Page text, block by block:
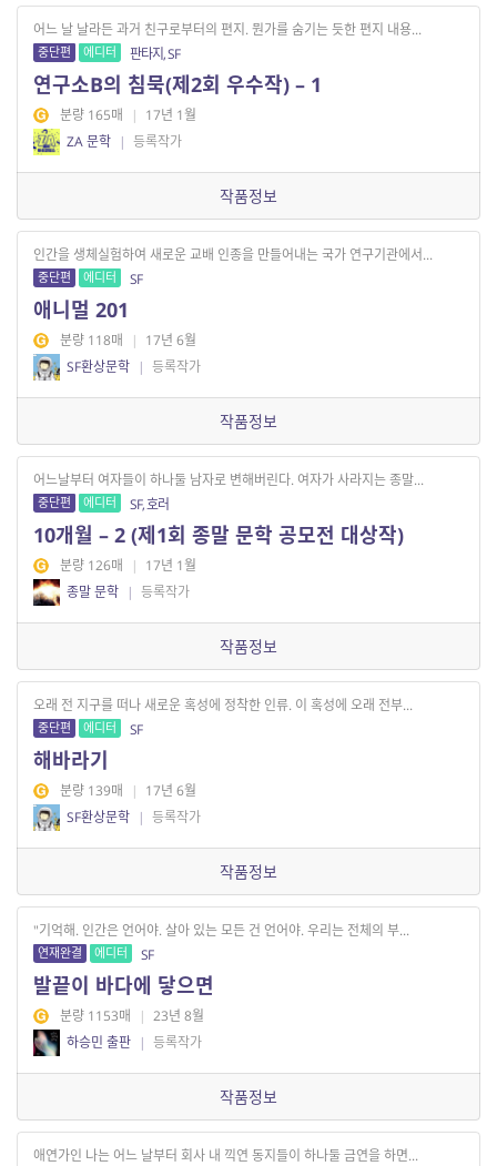
어느 날 날라든 과거 친구로부터의 편지. 뭔가를 숨기는 듯한 편지 내용...
중단편 에디터 판타지, SF
연구소B의 침묵(제2회 우수작) – 1
분량 165매 | 17년 1월
ZA 문학 | 등록작가
작품정보
인간을 생체실험하여 새로운 교배 인종을 만들어내는 국가 연구기관에서...
중단편 에디터 SF
애니멀 201
분량 118매 | 17년 6월
SF환상문학 | 등록작가
작품정보
어느날부터 여자들이 하나둘 남자로 변해버린다. 여자가 사라지는 종말...
중단편 에디터 SF, 호러
10개월 – 2 (제1회 종말 문학 공모전 대상작)
분량 126매 | 17년 1월
종말 문학 | 등록작가
작품정보
오래 전 지구를 떠나 새로운 혹성에 정착한 인류. 이 혹성에 오래 전부...
중단편 에디터 SF
해바라기
분량 139매 | 17년 6월
SF환상문학 | 등록작가
작품정보
"기억해. 인간은 언어야. 살아 있는 모든 건 언어야. 우리는 전체의 부...
연재완결 에디터 SF
발끝이 바다에 닿으면
분량 1153매 | 23년 8월
하승민 출판 | 등록작가
작품정보
애연가인 나는 어느 날부터 회사 내 끽연 동지들이 하나둘 금연을 하면...